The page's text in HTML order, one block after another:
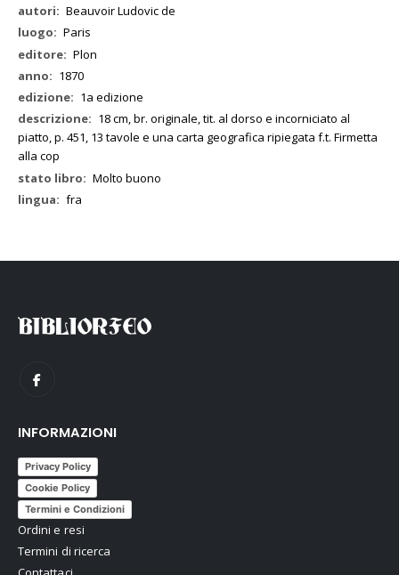
Beauvoir Ludovic de
Paris
Plon
1870
1a edizione
18 cm, br. originale, tit. al dorso e incorniciato al
piatto, p. 451, 13 tavole e una carta geografica ripiegata f.t. Firmetta
alla cop
Molto buono
fra
INFORMAZIONI
Privacy Policy
Cookie Policy
Termini e Condizioni
Ordini e resi
Termini di ricerca